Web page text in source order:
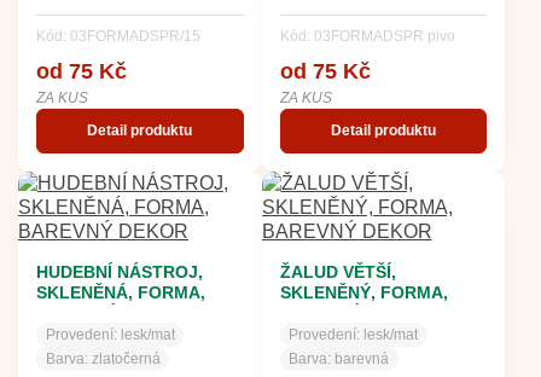
Kód: 03FORMADSPR/15
od 75 Kč
ZA KUS
Detail produktu
Kód: 03FORMADSPR pivo
od 75 Kč
ZA KUS
Detail produktu
HUDEBNÍ NÁSTROJ,
SKLENĚNÁ, FORMA,
Provedení: lesk/mat
Barva: zlatočerná
ŽALUD VĚTŠÍ,
SKLENĚNÝ, FORMA,
Provedení: lesk/mat
Barva: barevná